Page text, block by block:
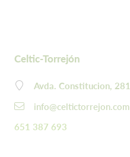
Celtic-Torrejón
Avda. Constitucion, 281
info@celtictorrejon.com
651 387 693